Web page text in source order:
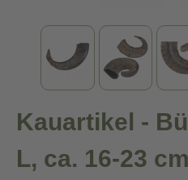
Kauartikel -
L, ca. 16-23 cm